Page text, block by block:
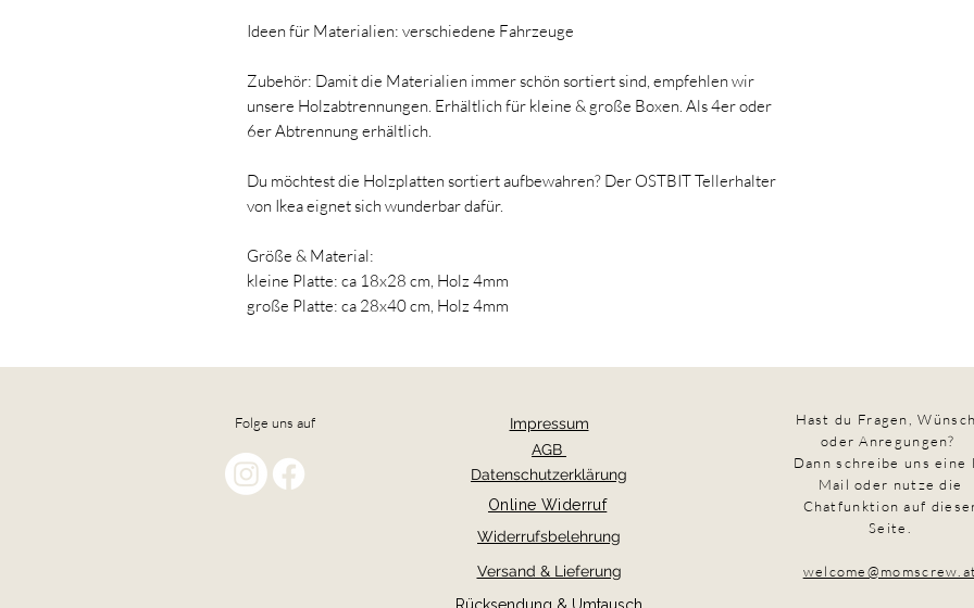
Ideen für Materialien: verschiedene Fahrzeuge
Zubehör: Damit die Materialien immer schön sortiert sind, empfehlen wir
unsere Holzabtrennungen. Erhältlich für kleine & große Boxen. Als 4er oder
6er Abtrennung erhältlich.
Du möchtest die Holzplatten sortiert aufbewahren? Der OSTBIT Tellerhalter
von Ikea eignet sich wunderbar dafür.
Größe & Material:
kleine Platte: ca 18x28 cm, Holz 4mm
große Platte: ca 28x40 cm, Holz 4mm
Folge uns auf
Impressum
AGB
Datenschutzerklärung
Widerrufsbelehrung
Versand & Lieferung
Hast du Fragen,
oder Anregungen?
Dann schreibe uns eine
Mail oder nutze die
Chatfunktion auf
Seite.
welcome@momscrew.at
Online Widerruf